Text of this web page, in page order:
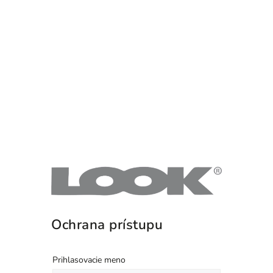
Ochrana prístupu
Prihlasovacie meno